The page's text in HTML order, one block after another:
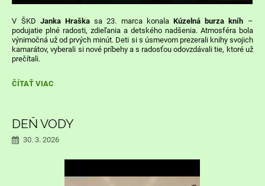
V ŠKD Janka Hraškasa 23. marca konalaKúzelná burza kníh –
podujatie plné radosti, zdieľania a detského nadšenia. Atmosféra bola
výnimočná už od prvých minút. Deti si s úsmevom prezerali knihy svojich
kamarátov, vyberali si nové príbehy a s radosťou odovzdávali tie, ktoré už
prečítali.
KÚZELNÁ
ČÍTAŤ VIAC
DEŇ VODY
30. 3. 2026